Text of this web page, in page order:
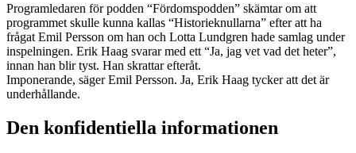
Programledaren för podden “Fördomspodden” skämtar om att
programmet skulle kunna kallas “Historieknullarna” efter att ha
frågat Emil Persson om han och Lotta Lundgren hade samlag under
inspelningen. Erik Haag svarar med ett “Ja, jag vet vad det heter”,
innan han blir tyst. Han skrattar efteråt.
Imponerande, säger Emil Persson. Ja, Erik Haag tycker att det är
underhållande.
Den konfidentiella informationen